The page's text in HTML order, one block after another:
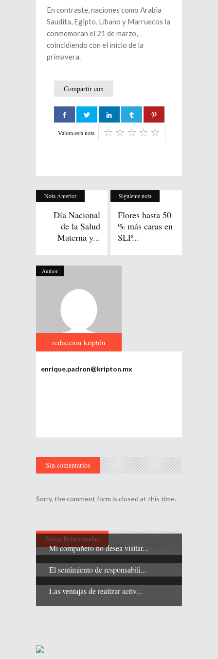
En contraste, naciones como Arabia
Saudita, Egipto, Líbano y Marruecos la
conmemoran el 21 de marzo,
coincidiendo con el inicio de la
primavera.
Compartir con
Valora esta nota
Nota Anterior
Día Nacional
de la Salud
Materna y...
Siguiente nota
Flores hasta 50
% más caras en
SLP...
Author
redaccion kriptón
enrique.padron@kripton.mx
Sin comentarios
Sorry, the comment form is closed at this time.
Notas Relacionadas
Mi compañero no desea visitar...
El sentimiento de responsabili...
Las ventajas de realizar activ...